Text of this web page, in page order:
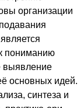
организации
пониманию
выявление
основных идей.
син­теза и